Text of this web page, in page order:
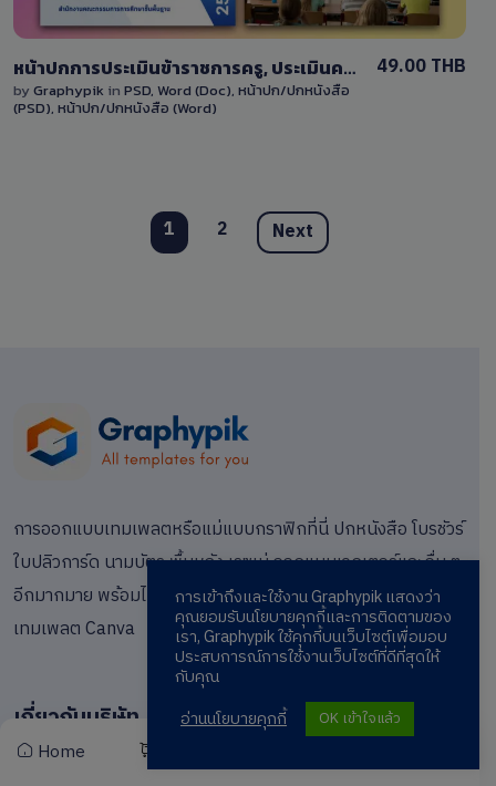
หน้าปกการประเมินข้าราชการครู, ประเมินครูผู้ช่วย สามารถแก้ไขได้ ไฟล์ Word และ PSD พร้อมพื้นหลังสีน้ำเงินและส่วนคั่น ขนาดA4
by Graphypik in PSD, Word (Doc), หน้าปก/ปกหนังสือ
(PSD), หน้าปก/ปกหนังสือ (Word)
49.00 THB
1 2 Next
การออกแบบเทมเพลตหรือแม่แบบกราฟิกที่นี่ ปกหนังสือ โบรชัวร์
ใบปลิวการ์ด นามบัตร พื้นหลัง เรซูเม่ ออกแบบเวกเตอร์และอื่น ๆ
อีกมากมาย พร้อมไฟล์ PSD, DOCX, Vector, PowerPoint และ
เทมเพลต Canva
เกี่ยวกับบริษัท
Home
การเข้าถึงและใช้งาน Graphypik แสดงว่า
คุณยอมรับนโยบายคุกกี้และการติดตามของ
เรา, Graphypik ใช้คุกกี้บนเว็บไซต์เพื่อมอบ
ประสบการณ์การใช้งานเว็บไซต์ที่ดีที่สุดให้
กับคุณ
อ่านนโยบายคุกกี้
OK เข้าใจแล้ว